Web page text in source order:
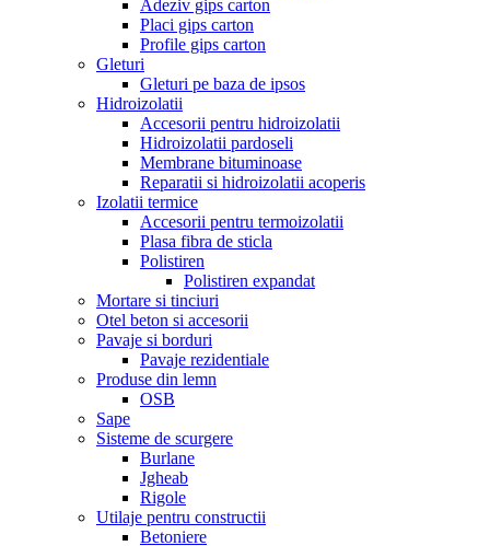
Adeziv gips carton
Placi gips carton
Profile gips carton
Gleturi
Gleturi pe baza de ipsos
Hidroizolatii
Accesorii pentru hidroizolatii
Hidroizolatii pardoseli
Membrane bituminoase
Reparatii si hidroizolatii acoperis
Izolatii termice
Accesorii pentru termoizolatii
Plasa fibra de sticla
Polistiren
Polistiren expandat
Mortare si tinciuri
Otel beton si accesorii
Pavaje si borduri
Pavaje rezidentiale
Produse din lemn
OSB
Sape
Sisteme de scurgere
Burlane
Jgheab
Rigole
Utilaje pentru constructii
Betoniere